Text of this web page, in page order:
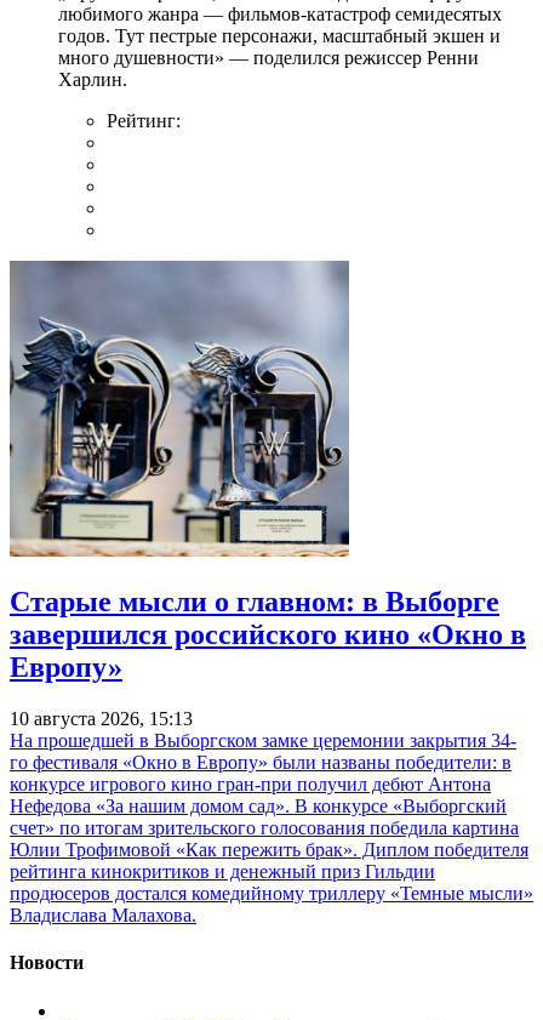
любимого жанра — фильмов-катастроф семидесятых
годов. Тут пестрые персонажи, масштабный экшен и
много душевности» — поделился режиссер Ренни
Харлин.
Рейтинг:
Старые мысли о главном: в Выборге
завершился российского кино «Окно в
Европу»
10 августа 2026, 15:13
На прошедшей в Выборгском замке церемонии закрытия 34-
го фестиваля «Окно в Европу» были названы победители: в
конкурсе игрового кино гран-при получил дебют Антона
Нефедова «За нашим домом сад». В конкурсе «Выборгский
счет» по итогам зрительского голосования победила картина
Юлии Трофимовой «Как пережить брак». Диплом победителя
рейтинга кинокритиков и денежный приз Гильдии
продюсеров достался комедийному триллеру «Темные мысли»
Владислава Малахова.
Новости